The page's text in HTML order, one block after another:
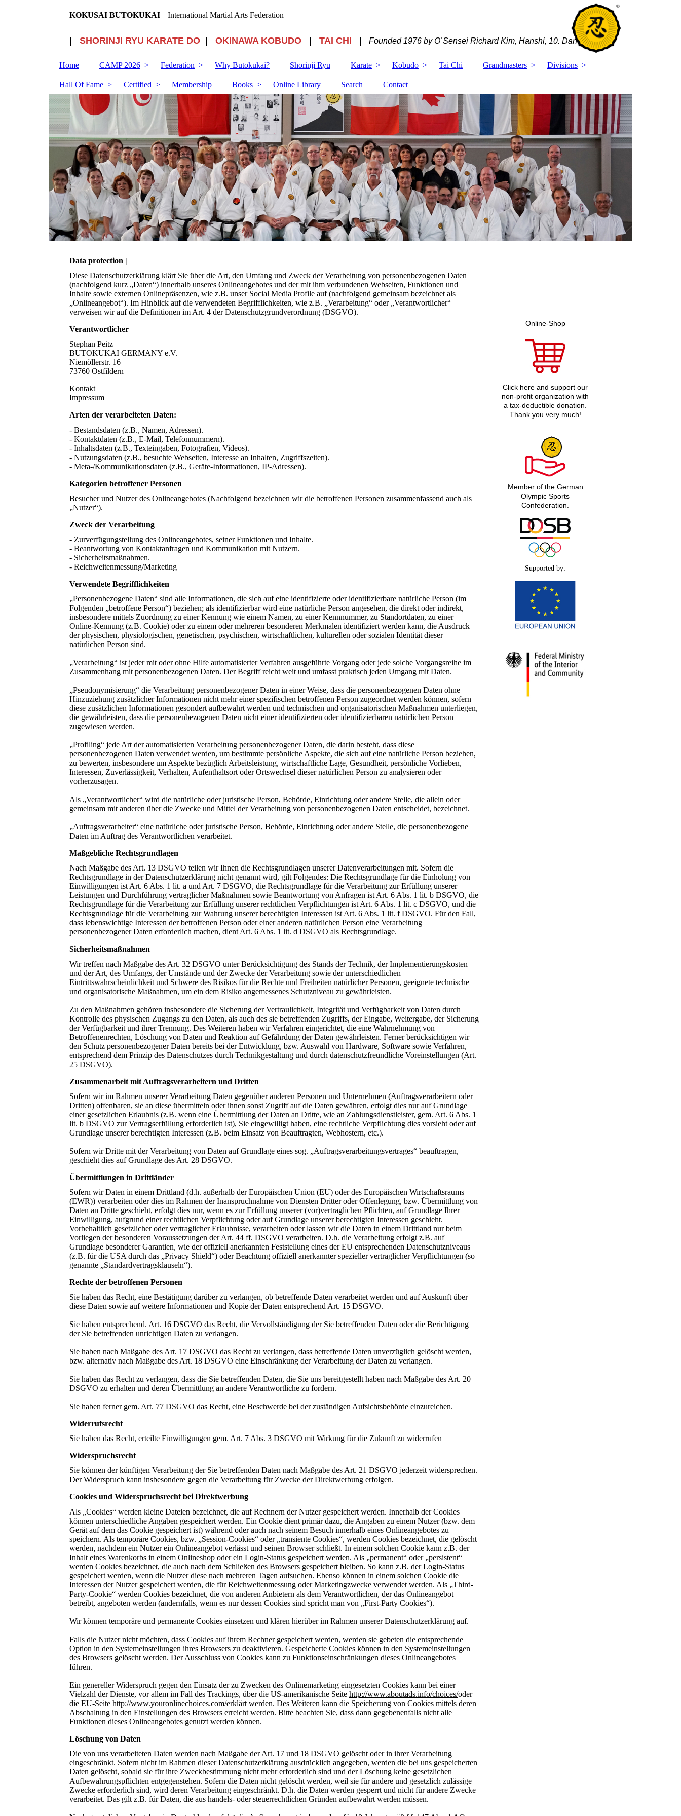
KOKUSAI BUTOKUKAI | International Martial Arts Federation
SHORINJI RYU KARATE DO OKINAWA KOBUDO TAI CHI Founded 1976 by O´Sensei Richard Kim, Hanshi, 10. Dan
Home CAMP 2026 Federation Why Butokukai? Shorinji Ryu Karate Kobudo Tai Chi Grandmasters Divisions
Hall Of Fame Certified Membership Books Online Library Search Contact
Data protection |
Diese Datenschutzerklärung klärt Sie über die Art, den Umfang und Zweck der Verarbeitung von personenbezogenen Daten
(nachfolgend kurz „Daten“) innerhalb unseres Onlineangebotes und der mit ihm verbundenen Webseiten, Funktionen und
Inhalte sowie externen Onlinepräsenzen, wie z.B. unser Social Media Profile auf (nachfolgend gemeinsam bezeichnet als
„Onlineangebot“). Im Hinblick auf die verwendeten Begrifflichkeiten, wie z.B. „Verarbeitung“ oder „Verantwortlicher“
verweisen wir auf die Definitionen im Art. 4 der Datenschutzgrundverordnung (DSGVO).
Verantwortlicher
Stephan Peitz
BUTOKUKAI GERMANY e.V.
Niemöllerstr. 16
73760 Ostfildern
Kontakt
Impressum
Arten der verarbeiteten Daten:
- Bestandsdaten (z.B., Namen, Adressen).
- Kontaktdaten (z.B., E-Mail, Telefonnummern).
- Inhaltsdaten (z.B., Texteingaben, Fotografien, Videos).
- Nutzungsdaten (z.B., besuchte Webseiten, Interesse an Inhalten, Zugriffszeiten).
- Meta-/Kommunikationsdaten (z.B., Geräte-Informationen, IP-Adressen).
Kategorien betroffener Personen
Besucher und Nutzer des Onlineangebotes (Nachfolgend bezeichnen wir die betroffenen Personen zusammenfassend auch als
„Nutzer“).
Zweck der Verarbeitung
- Zurverfügungstellung des Onlineangebotes, seiner Funktionen und Inhalte.
- Beantwortung von Kontaktanfragen und Kommunikation mit Nutzern.
- Sicherheitsmaßnahmen.
- Reichweitenmessung/Marketing
Verwendete Begrifflichkeiten
„Personenbezogene Daten“ sind alle Informationen, die sich auf eine identifizierte oder identifizierbare natürliche Person (im
Folgenden „betroffene Person“) beziehen; als identifizierbar wird eine natürliche Person angesehen, die direkt oder indirekt,
insbesondere mittels Zuordnung zu einer Kennung wie einem Namen, zu einer Kennnummer, zu Standortdaten, zu einer
Online-Kennung (z.B. Cookie) oder zu einem oder mehreren besonderen Merkmalen identifiziert werden kann, die Ausdruck
der physischen, physiologischen, genetischen, psychischen, wirtschaftlichen, kulturellen oder sozialen Identität dieser
natürlichen Person sind.
„Verarbeitung“ ist jeder mit oder ohne Hilfe automatisierter Verfahren ausgeführte Vorgang oder jede solche Vorgangsreihe im
Zusammenhang mit personenbezogenen Daten. Der Begriff reicht weit und umfasst praktisch jeden Umgang mit Daten.
„Pseudonymisierung“ die Verarbeitung personenbezogener Daten in einer Weise, dass die personenbezogenen Daten ohne
Hinzuziehung zusätzlicher Informationen nicht mehr einer spezifischen betroffenen Person zugeordnet werden können, sofern
diese zusätzlichen Informationen gesondert aufbewahrt werden und technischen und organisatorischen Maßnahmen unterliegen,
die gewährleisten, dass die personenbezogenen Daten nicht einer identifizierten oder identifizierbaren natürlichen Person
zugewiesen werden.
„Profiling“ jede Art der automatisierten Verarbeitung personenbezogener Daten, die darin besteht, dass diese
personenbezogenen Daten verwendet werden, um bestimmte persönliche Aspekte, die sich auf eine natürliche Person beziehen,
zu bewerten, insbesondere um Aspekte bezüglich Arbeitsleistung, wirtschaftliche Lage, Gesundheit, persönliche Vorlieben,
Interessen, Zuverlässigkeit, Verhalten, Aufenthaltsort oder Ortswechsel dieser natürlichen Person zu analysieren oder
vorherzusagen.
Als „Verantwortlicher“ wird die natürliche oder juristische Person, Behörde, Einrichtung oder andere Stelle, die allein oder
gemeinsam mit anderen über die Zwecke und Mittel der Verarbeitung von personenbezogenen Daten entscheidet, bezeichnet.
„Auftragsverarbeiter“ eine natürliche oder juristische Person, Behörde, Einrichtung oder andere Stelle, die personenbezogene
Daten im Auftrag des Verantwortlichen verarbeitet.
Maßgebliche Rechtsgrundlagen
Nach Maßgabe des Art. 13 DSGVO teilen wir Ihnen die Rechtsgrundlagen unserer Datenverarbeitungen mit. Sofern die
Rechtsgrundlage in der Datenschutzerklärung nicht genannt wird, gilt Folgendes: Die Rechtsgrundlage für die Einholung von
Einwilligungen ist Art. 6 Abs. 1 lit. a und Art. 7 DSGVO, die Rechtsgrundlage für die Verarbeitung zur Erfüllung unserer
Leistungen und Durchführung vertraglicher Maßnahmen sowie Beantwortung von Anfragen ist Art. 6 Abs. 1 lit. b DSGVO, die
Rechtsgrundlage für die Verarbeitung zur Erfüllung unserer rechtlichen Verpflichtungen ist Art. 6 Abs. 1 lit. c DSGVO, und die
Rechtsgrundlage für die Verarbeitung zur Wahrung unserer berechtigten Interessen ist Art. 6 Abs. 1 lit. f DSGVO. Für den Fall,
dass lebenswichtige Interessen der betroffenen Person oder einer anderen natürlichen Person eine Verarbeitung
personenbezogener Daten erforderlich machen, dient Art. 6 Abs. 1 lit. d DSGVO als Rechtsgrundlage.
Sicherheitsmaßnahmen
Wir treffen nach Maßgabe des Art. 32 DSGVO unter Berücksichtigung des Stands der Technik, der Implementierungskosten
und der Art, des Umfangs, der Umstände und der Zwecke der Verarbeitung sowie der unterschiedlichen
Eintrittswahrscheinlichkeit und Schwere des Risikos für die Rechte und Freiheiten natürlicher Personen, geeignete technische
und organisatorische Maßnahmen, um ein dem Risiko angemessenes Schutzniveau zu gewährleisten.
Zu den Maßnahmen gehören insbesondere die Sicherung der Vertraulichkeit, Integrität und Verfügbarkeit von Daten durch
Kontrolle des physischen Zugangs zu den Daten, als auch des sie betreffenden Zugriffs, der Eingabe, Weitergabe, der Sicherung
der Verfügbarkeit und ihrer Trennung. Des Weiteren haben wir Verfahren eingerichtet, die eine Wahrnehmung von
Betroffenenrechten, Löschung von Daten und Reaktion auf Gefährdung der Daten gewährleisten. Ferner berücksichtigen wir
den Schutz personenbezogener Daten bereits bei der Entwicklung, bzw. Auswahl von Hardware, Software sowie Verfahren,
entsprechend dem Prinzip des Datenschutzes durch Technikgestaltung und durch datenschutzfreundliche Voreinstellungen (Art.
25 DSGVO).
Zusammenarbeit mit Auftragsverarbeitern und Dritten
Sofern wir im Rahmen unserer Verarbeitung Daten gegenüber anderen Personen und Unternehmen (Auftragsverarbeitern oder
Dritten) offenbaren, sie an diese übermitteln oder ihnen sonst Zugriff auf die Daten gewähren, erfolgt dies nur auf Grundlage
einer gesetzlichen Erlaubnis (z.B. wenn eine Übermittlung der Daten an Dritte, wie an Zahlungsdienstleister, gem. Art. 6 Abs. 1
lit. b DSGVO zur Vertragserfüllung erforderlich ist), Sie eingewilligt haben, eine rechtliche Verpflichtung dies vorsieht oder auf
Grundlage unserer berechtigten Interessen (z.B. beim Einsatz von Beauftragten, Webhostern, etc.).
Sofern wir Dritte mit der Verarbeitung von Daten auf Grundlage eines sog. „Auftragsverarbeitungsvertrages“ beauftragen,
geschieht dies auf Grundlage des Art. 28 DSGVO.
Übermittlungen in Drittländer
Sofern wir Daten in einem Drittland (d.h. außerhalb der Europäischen Union (EU) oder des Europäischen Wirtschaftsraums
(EWR)) verarbeiten oder dies im Rahmen der Inanspruchnahme von Diensten Dritter oder Offenlegung, bzw. Übermittlung von
Daten an Dritte geschieht, erfolgt dies nur, wenn es zur Erfüllung unserer (vor)vertraglichen Pflichten, auf Grundlage Ihrer
Einwilligung, aufgrund einer rechtlichen Verpflichtung oder auf Grundlage unserer berechtigten Interessen geschieht.
Vorbehaltlich gesetzlicher oder vertraglicher Erlaubnisse, verarbeiten oder lassen wir die Daten in einem Drittland nur beim
Vorliegen der besonderen Voraussetzungen der Art. 44 ff. DSGVO verarbeiten. D.h. die Verarbeitung erfolgt z.B. auf
Grundlage besonderer Garantien, wie der offiziell anerkannten Feststellung eines der EU entsprechenden Datenschutzniveaus
(z.B. für die USA durch das „Privacy Shield“) oder Beachtung offiziell anerkannter spezieller vertraglicher Verpflichtungen (so
genannte „Standardvertragsklauseln“).
Rechte der betroffenen Personen
Sie haben das Recht, eine Bestätigung darüber zu verlangen, ob betreffende Daten verarbeitet werden und auf Auskunft über
diese Daten sowie auf weitere Informationen und Kopie der Daten entsprechend Art. 15 DSGVO.
Sie haben entsprechend. Art. 16 DSGVO das Recht, die Vervollständigung der Sie betreffenden Daten oder die Berichtigung
der Sie betreffenden unrichtigen Daten zu verlangen.
Sie haben nach Maßgabe des Art. 17 DSGVO das Recht zu verlangen, dass betreffende Daten unverzüglich gelöscht werden,
bzw. alternativ nach Maßgabe des Art. 18 DSGVO eine Einschränkung der Verarbeitung der Daten zu verlangen.
Sie haben das Recht zu verlangen, dass die Sie betreffenden Daten, die Sie uns bereitgestellt haben nach Maßgabe des Art. 20
DSGVO zu erhalten und deren Übermittlung an andere Verantwortliche zu fordern.
Sie haben ferner gem. Art. 77 DSGVO das Recht, eine Beschwerde bei der zuständigen Aufsichtsbehörde einzureichen.
Widerrufsrecht
Sie haben das Recht, erteilte Einwilligungen gem. Art. 7 Abs. 3 DSGVO mit Wirkung für die Zukunft zu widerrufen
Widerspruchsrecht
Sie können der künftigen Verarbeitung der Sie betreffenden Daten nach Maßgabe des Art. 21 DSGVO jederzeit widersprechen.
Der Widerspruch kann insbesondere gegen die Verarbeitung für Zwecke der Direktwerbung erfolgen.
Cookies und Widerspruchsrecht bei Direktwerbung
Als „Cookies“ werden kleine Dateien bezeichnet, die auf Rechnern der Nutzer gespeichert werden. Innerhalb der Cookies
können unterschiedliche Angaben gespeichert werden. Ein Cookie dient primär dazu, die Angaben zu einem Nutzer (bzw. dem
Gerät auf dem das Cookie gespeichert ist) während oder auch nach seinem Besuch innerhalb eines Onlineangebotes zu
speichern. Als temporäre Cookies, bzw. „Session-Cookies“ oder „transiente Cookies“, werden Cookies bezeichnet, die gelöscht
werden, nachdem ein Nutzer ein Onlineangebot verlässt und seinen Browser schließt. In einem solchen Cookie kann z.B. der
Inhalt eines Warenkorbs in einem Onlineshop oder ein Login-Status gespeichert werden. Als „permanent“ oder „persistent“
werden Cookies bezeichnet, die auch nach dem Schließen des Browsers gespeichert bleiben. So kann z.B. der Login-Status
gespeichert werden, wenn die Nutzer diese nach mehreren Tagen aufsuchen. Ebenso können in einem solchen Cookie die
Interessen der Nutzer gespeichert werden, die für Reichweitenmessung oder Marketingzwecke verwendet werden. Als „Third-
Party-Cookie“ werden Cookies bezeichnet, die von anderen Anbietern als dem Verantwortlichen, der das Onlineangebot
betreibt, angeboten werden (andernfalls, wenn es nur dessen Cookies sind spricht man von „First-Party Cookies“).
Wir können temporäre und permanente Cookies einsetzen und klären hierüber im Rahmen unserer Datenschutzerklärung auf.
Falls die Nutzer nicht möchten, dass Cookies auf ihrem Rechner gespeichert werden, werden sie gebeten die entsprechende
Option in den Systemeinstellungen ihres Browsers zu deaktivieren. Gespeicherte Cookies können in den Systemeinstellungen
des Browsers gelöscht werden. Der Ausschluss von Cookies kann zu Funktionseinschränkungen dieses Onlineangebotes
führen.
Ein genereller Widerspruch gegen den Einsatz der zu Zwecken des Onlinemarketing eingesetzten Cookies kann bei einer
Vielzahl der Dienste, vor allem im Fall des Trackings, über die US-amerikanische Seite http://www.aboutads.info/choices/oder
die EU-Seite http://www.youronlinechoices.com/erklärt werden. Des Weiteren kann die Speicherung von Cookies mittels deren
Abschaltung in den Einstellungen des Browsers erreicht werden. Bitte beachten Sie, dass dann gegebenenfalls nicht alle
Funktionen dieses Onlineangebotes genutzt werden können.
Löschung von Daten
Die von uns verarbeiteten Daten werden nach Maßgabe der Art. 17 und 18 DSGVO gelöscht oder in ihrer Verarbeitung
eingeschränkt. Sofern nicht im Rahmen dieser Datenschutzerklärung ausdrücklich angegeben, werden die bei uns gespeicherten
Daten gelöscht, sobald sie für ihre Zweckbestimmung nicht mehr erforderlich sind und der Löschung keine gesetzlichen
Aufbewahrungspflichten entgegenstehen. Sofern die Daten nicht gelöscht werden, weil sie für andere und gesetzlich zulässige
Zwecke erforderlich sind, wird deren Verarbeitung eingeschränkt. D.h. die Daten werden gesperrt und nicht für andere Zwecke
verarbeitet. Das gilt z.B. für Daten, die aus handels- oder steuerrechtlichen Gründen aufbewahrt werden müssen.
Online-Shop
Click here and support our
non-profit organization with
a tax-deductible donation.
Thank you very much!
Member of the German
Olympic Sports
Confederation.
Supported by: